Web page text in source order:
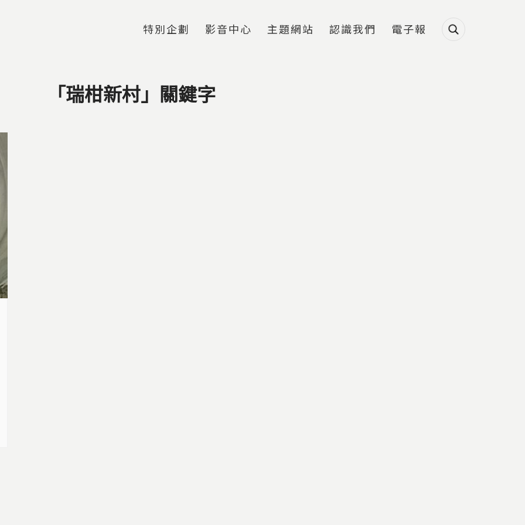
特別企劃 影音中心 主題網站 認識我們 電子報
「瑞柑新村」關鍵字